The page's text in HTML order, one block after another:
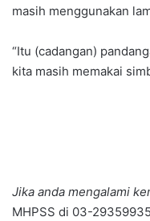
masih menggunakan
“Itu (cadangan)
kita masih memakai
Jika anda mengalami
MHPSS di 03-